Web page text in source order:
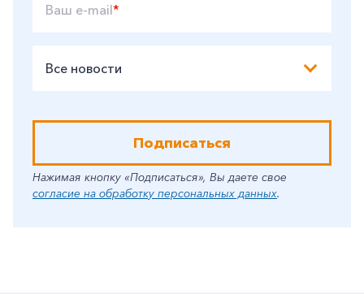
Ваш e-mail*
Все новости
Подписаться
Нажимая кнопку «Подписаться», Вы даете свое
согласие на обработку персональных данных.